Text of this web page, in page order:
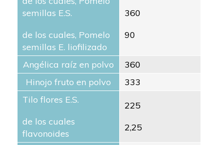
semillas E.S.
de los cuales, Pomelo
semillas E. liofilizado
360
90
Angélica raíz en polvo
360
Hinojo fruto en polvo
333
Tilo flores E.S.
de los cuales
flavonoides
225
2,25